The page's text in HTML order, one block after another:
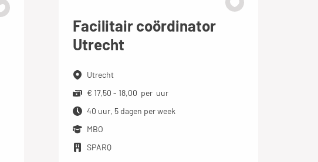
Facilitair coördinator
Utrecht
Utrecht
€ 17,50 - 18,00 per uur
40 uur, 5 dagen per week
MBO
SPARQ